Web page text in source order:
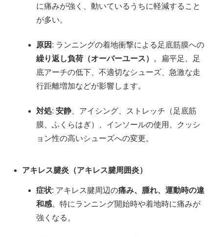
に痛みが強く、動いているうちに軽減すること
が多い。
原因 : ランニングの着地衝撃による足底筋膜への
繰り返し負荷（オーバーユース） 。扁平足、足
底アーチの低下、不適切なシューズ、急激な走
行距離増加などが影響します。
対処:安静、アイシング、ストレッチ（足底筋
膜、ふくらはぎ）、インソールの使用、クッシ
ョン性の高いシューズへの変更。
アキレス腱炎（アキレス腱周囲炎）
症状: アキレス腱周辺の痛み、腫れ、運動時の違
和感。特にランニング開始時や着地時に痛みが
強くなる。